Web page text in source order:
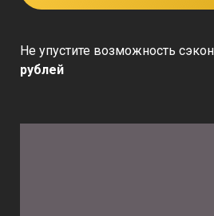
Не упустите возможность
рублей